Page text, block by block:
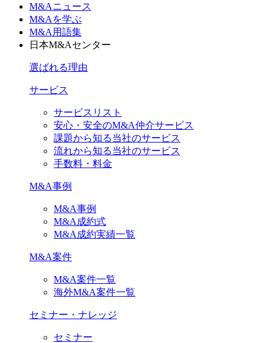
M&Aニュース
M&Aを学ぶ
M&A用語集
日本M&Aセンター
選ばれる理由
サービス
サービスリスト
安心・安全のM&A仲介サービス
課題から知る当社のサービス
流れから知る当社のサービス
手数料・料金
M&A事例
M&A事例
M&A成約式
M&A成約実績一覧
M&A案件
M&A案件一覧
海外M&A案件一覧
セミナー・ナレッジ
セミナー